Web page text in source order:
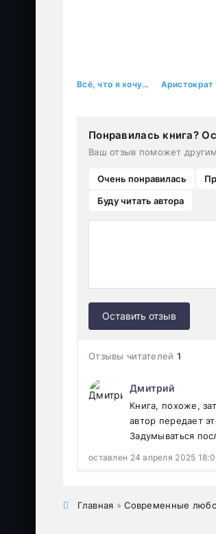
Всё, что я хочу на Рождество Аристократ
Понравилась книга?
Ваш отзыв поможет
Очень понравилась
Буду читать автора
Оставить отзыв
Отзывы читателей 1
Дмитрий
Книга, похоже,
автор передает
Задумываться
оставлен 24 апреля 2025
Главная »Современные